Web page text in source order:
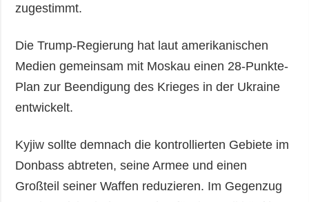
zugestimmt.
Die Trump-Regierung hat laut amerikanischen
Medien gemeinsam mit Moskau einen 28-Punkte-
Plan zur Beendigung des Krieges in der Ukraine
entwickelt.
Kyjiw sollte demnach die kontrollierten Gebiete im
Donbass abtreten, seine Armee und einen
Großteil seiner Waffen reduzieren. Im Gegenzug